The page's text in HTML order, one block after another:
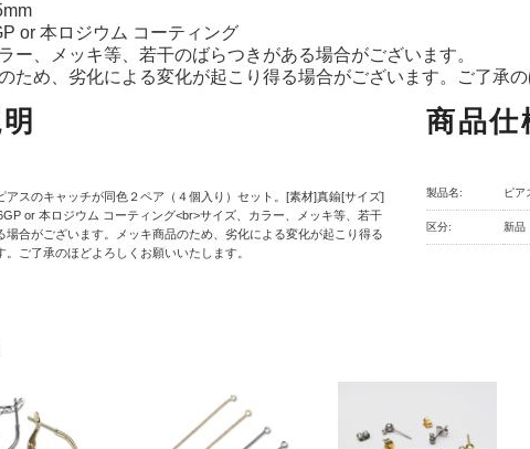
or 本ロジウム コーティング
ー、メッキ等、若干のばらつきがある場合がございます。
ため、劣化による変化が起こり得る場合がございます。ご了承
アスのキャッチが同色２ペア（４個入り）セット。[素材]真鍮[サイズ]
or 本ロジウム コーティング<br>サイズ、カラー、メッキ等、若干
場合がございます。メッキ商品のため、劣化による変化が起こり得る
。ご了承のほどよろしくお願いいたします。
商品仕
製品名: ピア
区分: 新品